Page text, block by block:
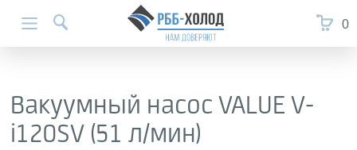
0
Вакуумный насос VALUE V-
i120SV (51 л/мин)